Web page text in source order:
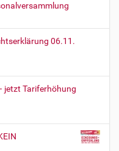
06.11.
jetzt Tariferhöhung